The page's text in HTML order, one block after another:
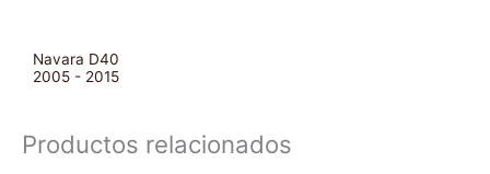
Navara D40
2005 - 2015
Productos relacionados